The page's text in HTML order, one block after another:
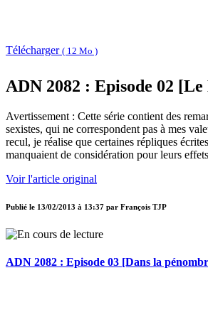
Télécharger ( 12 Mo )
ADN 2082 : Episode 02
Avertissement : Cette série contient des
sexistes, qui ne correspondent pas à mes
recul, je réalise que certaines répliques
manquaient de considération pour leurs
Voir l'article original
Publié le 13/02/2013 à 13:37 par François TJP
ADN 2082 : Episode 03 [Dans la